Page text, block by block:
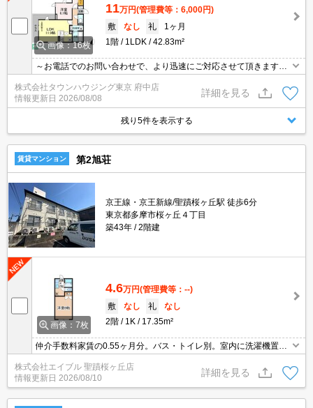
画像：16枚
11万円(管理費等：6,000円)
敷
なし 礼
1ヶ月
1階
1LDK 42.83m²
～お電話でのお問い合わせで、より迅速にご対応させて頂きます～
地域密着タウンハウジングまで～
株式会社タウンハウジング東京 府中店
情報更新日 2026/08/08
詳細を見る
残り5件を表示する
賃貸マンション 第2旭荘
京王線・京王新線/聖蹟桜ヶ丘駅 徒歩6分
東京都多摩市桜ヶ丘４丁目
築43年
2階建
画像：7枚
4.6万円(管理費等：--)
敷
なし 礼
なし
2階
1K 17.35m²
仲介手数料家賃の0.55ヶ月分。バス・トイレ別。室内に洗濯機置場
あり。
株式会社エイブル 聖蹟桜ヶ丘店
情報更新日 2026/08/10
詳細を見る